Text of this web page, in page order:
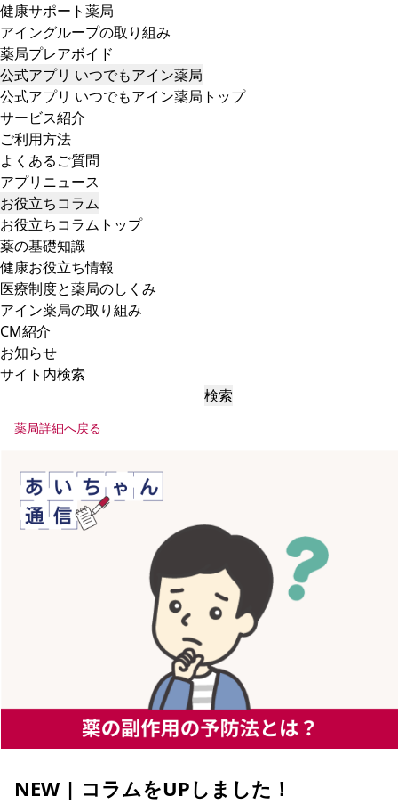
健康サポート薬局
アイングループの取り組み
薬局プレアボイド
公式アプリ いつでもアイン薬局
公式アプリ いつでもアイン薬局トップ
サービス紹介
ご利用方法
よくあるご質問
アプリニュース
お役立ちコラム
お役立ちコラムトップ
薬の基礎知識
健康お役立ち情報
医療制度と薬局のしくみ
アイン薬局の取り組み
CM紹介
お知らせ
サイト内検索
検索
薬局詳細へ戻る
NEW | コラムをUPしました！